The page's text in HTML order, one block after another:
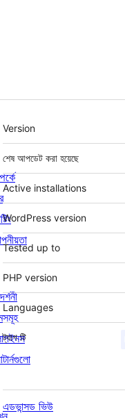
মেটা
Version
শেষ আপডেট করা হয়েছে
Active installations
WordPress version
Tested up to
PHP version
Languages
ট্যাগটি
এডভান্সড ভিউ